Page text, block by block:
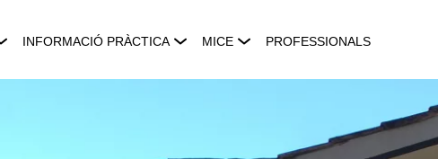
INFORMACIÓ PRÀCTICA MICE PROFESSIONALS